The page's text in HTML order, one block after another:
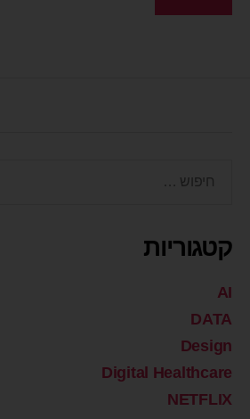
קטגוריות
AI
DATA
Design
Digital Healthcare
NETFLIX